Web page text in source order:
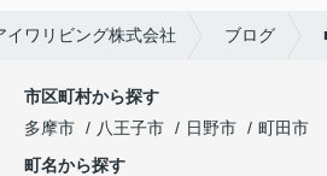
ワリビング株式会社 ブログ
市区町村から探す
多摩市
八王子市 日野市
町田市
町名から探す